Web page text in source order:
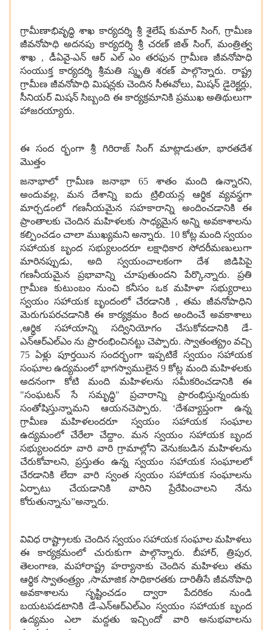
గ్రామీణాభివృద్ధి శాఖ కార్యదర్శి శ్రీ శైలేష్ కుమార్ సింగ్, గ్రామీణ
జీవనోపాధి అదనపు కార్యదర్శి శ్రీ చరణ్ జిత్ సింగ్, మంత్రిత్వ
శాఖ , డీఏవై-ఎన్ ఆర్ ఎల్ ఎం తరఫున గ్రామీణ జీవనోపాధి
సంయుక్త కార్యదర్శి శ్రీమతి స్మృతి శరణ్ పాల్గొన్నారు. రాష్ట్ర
గ్రామీణ జీవనోపాధి మిషన్లకు చెందిన సీఈవోలు, మిషన్ డైరెక్టర్లు,
సీనియర్ మిషన్ సిబ్బంది ఈ కార్యక్రమానికి ప్రముఖ అతిథులుగా
హాజరయ్యారు.
ఈ సంద ర్భంగా శ్రీ గిరిరాజ్ సింగ్ మాట్లాడుతూ, భారతదేశ
మొత్తం
జనాభాలో గ్రామీణ జనాభా 65 శాతం మంది ఉన్నారని,
అందువల్ల, మన దేశాన్ని ఐదు ట్రిలియన్ల ఆర్థిక వ్యవస్థగా
మార్చడంలో గణనీయమైన సహకారాన్ని అందించడానికి ఈ
ప్రాంతాలకు చెందిన మహిళలకు సాధ్యమైన అన్ని అవకాశాలను
కల్పించడం చాలా ముఖ్యమని అన్నారు. 10 కోట్ల మంది స్వయం
సహాయక బృంద సభ్యులందరూ లక్షాధికార సోదరీమణులుగా
మారినప్పుడు, అది స్వయంచాలకంగా దేశ జిడిపిపై
గణనీయమైన ప్రభావాన్ని చూపుతుందని పేర్కొన్నారు. ప్రతి
గ్రామీణ కుటుంబం నుంచి కనీసం ఒక మహిళా సభ్యురాలు
స్వయం సహాయక బృందంలో చేరడానికి , తమ జీవనోపాధిని
మెరుగుపరచడానికి ఈ కార్యక్రమం కింద అందించే అవకాశాలు
,ఆర్థిక సహాయాన్ని సద్వినియోగం చేసుకోవడానికి డే-
ఎన్ఆర్ఎల్ఎం ను ప్రారంభించినట్టు చెప్పారు. స్వాతంత్య్రం వచ్చి
75 ఏళ్లు పూర్తయిన సందర్భంగా ఇప్పటికే స్వయం సహాయక
సంఘాల ఉద్యమంలో భాగస్వాములైన 9 కోట్ల మంది మహిళలకు
అదనంగా కోటి మంది మహిళలను సమీకరించడానికి ఈ
"సంఘటన్ సే సమృద్ధి" ప్రచారాన్ని ప్రారంభిస్తున్నందుకు
సంతోషిస్తున్నామని ఆయనచెప్పారు. ‘దేశవ్యాప్తంగా ఉన్న
గ్రామీణ మహిళలందరూ స్వయం సహాయక సంఘాల
ఉద్యమంలో చేరేలా చేద్దాం. మన స్వయం సహాయక బృంద
సభ్యులందరూ వారి వారి గ్రామాల్లోని వెనుకబడిన మహిళలను
చేరుకోవాలని, ప్రస్తుతం ఉన్న స్వయం సహాయక సంఘాలలో
చేరడానికి లేదా వారి స్వంత స్వయం సహాయక సంఘాలను
ఏర్పాటు చేయడానికి వారిని ప్రేరేపించాలని నేను
కోరుతున్నాను”అన్నారు.
వివిధ రాష్ట్రాలకు చెందిన స్వయం సహాయక సంఘాల మహిళలు
ఈ కార్యక్రమంలో చురుకుగా పాల్గొన్నారు. బీహార్, త్రిపుర,
తెలంగాణ, మహారాష్ట్ర హర్యానాకు చెందిన మహిళలు తమ
ఆర్థిక స్వాతంత్ర్యం ,సామాజిక సాధికారతకు దారితీసే జీవనోపాధి
అవకాశాలను సృష్టించడం ద్వారా పేదరికం నుండి
బయటపడటానికి డే-ఎన్ఆర్ఎల్ఎం స్వయం సహాయక బృంద
ఉద్యమం ఎలా మద్దతు ఇచ్చిందో వారి అనుభవాలను